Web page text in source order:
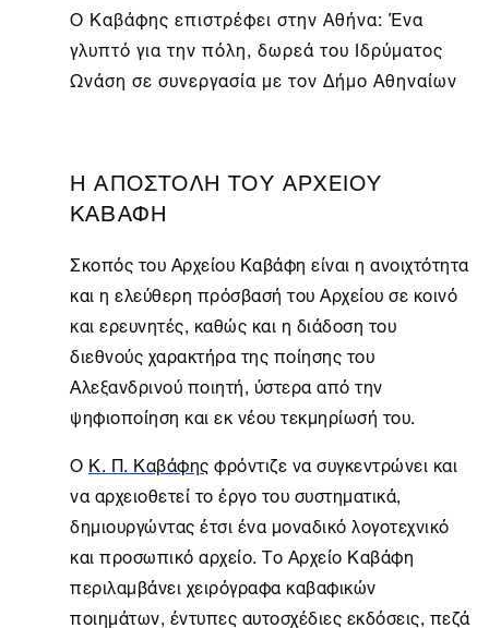
Ο Καβάφης επιστρέφει στην Αθήνα: Ένα
γλυπτό για την πόλη, δωρεά του Ιδρύματος
Ωνάση σε συνεργασία με τον Δήμο Αθηναίων
Η ΑΠΟΣΤΟΛΗ ΤΟΥ ΑΡΧΕΙΟΥ
ΚΑΒΑΦΗ
Σκοπός του Αρχείου Καβάφη είναι η ανοιχτότητα
και η ελεύθερη πρόσβασή του Aρχείου σε κοινό
και ερευνητές, καθώς και η διάδοση του
διεθνούς χαρακτήρα της ποίησης του
Αλεξανδρινού ποιητή, ύστερα από την
ψηφιοποίηση και εκ νέου τεκμηρίωσή του.
Ο Κ. Π. Καβάφηςφρόντιζε να συγκεντρώνει και
να αρχειοθετεί το έργο του συστηματικά,
δημιουργώντας έτσι ένα μοναδικό λογοτεχνικό
και προσωπικό αρχείο. ΤοΑρχείο Καβάφη
περιλαμβάνει χειρόγραφα καβαφικών
ποιημάτων, έντυπες αυτοσχέδιες εκδόσεις, πεζά